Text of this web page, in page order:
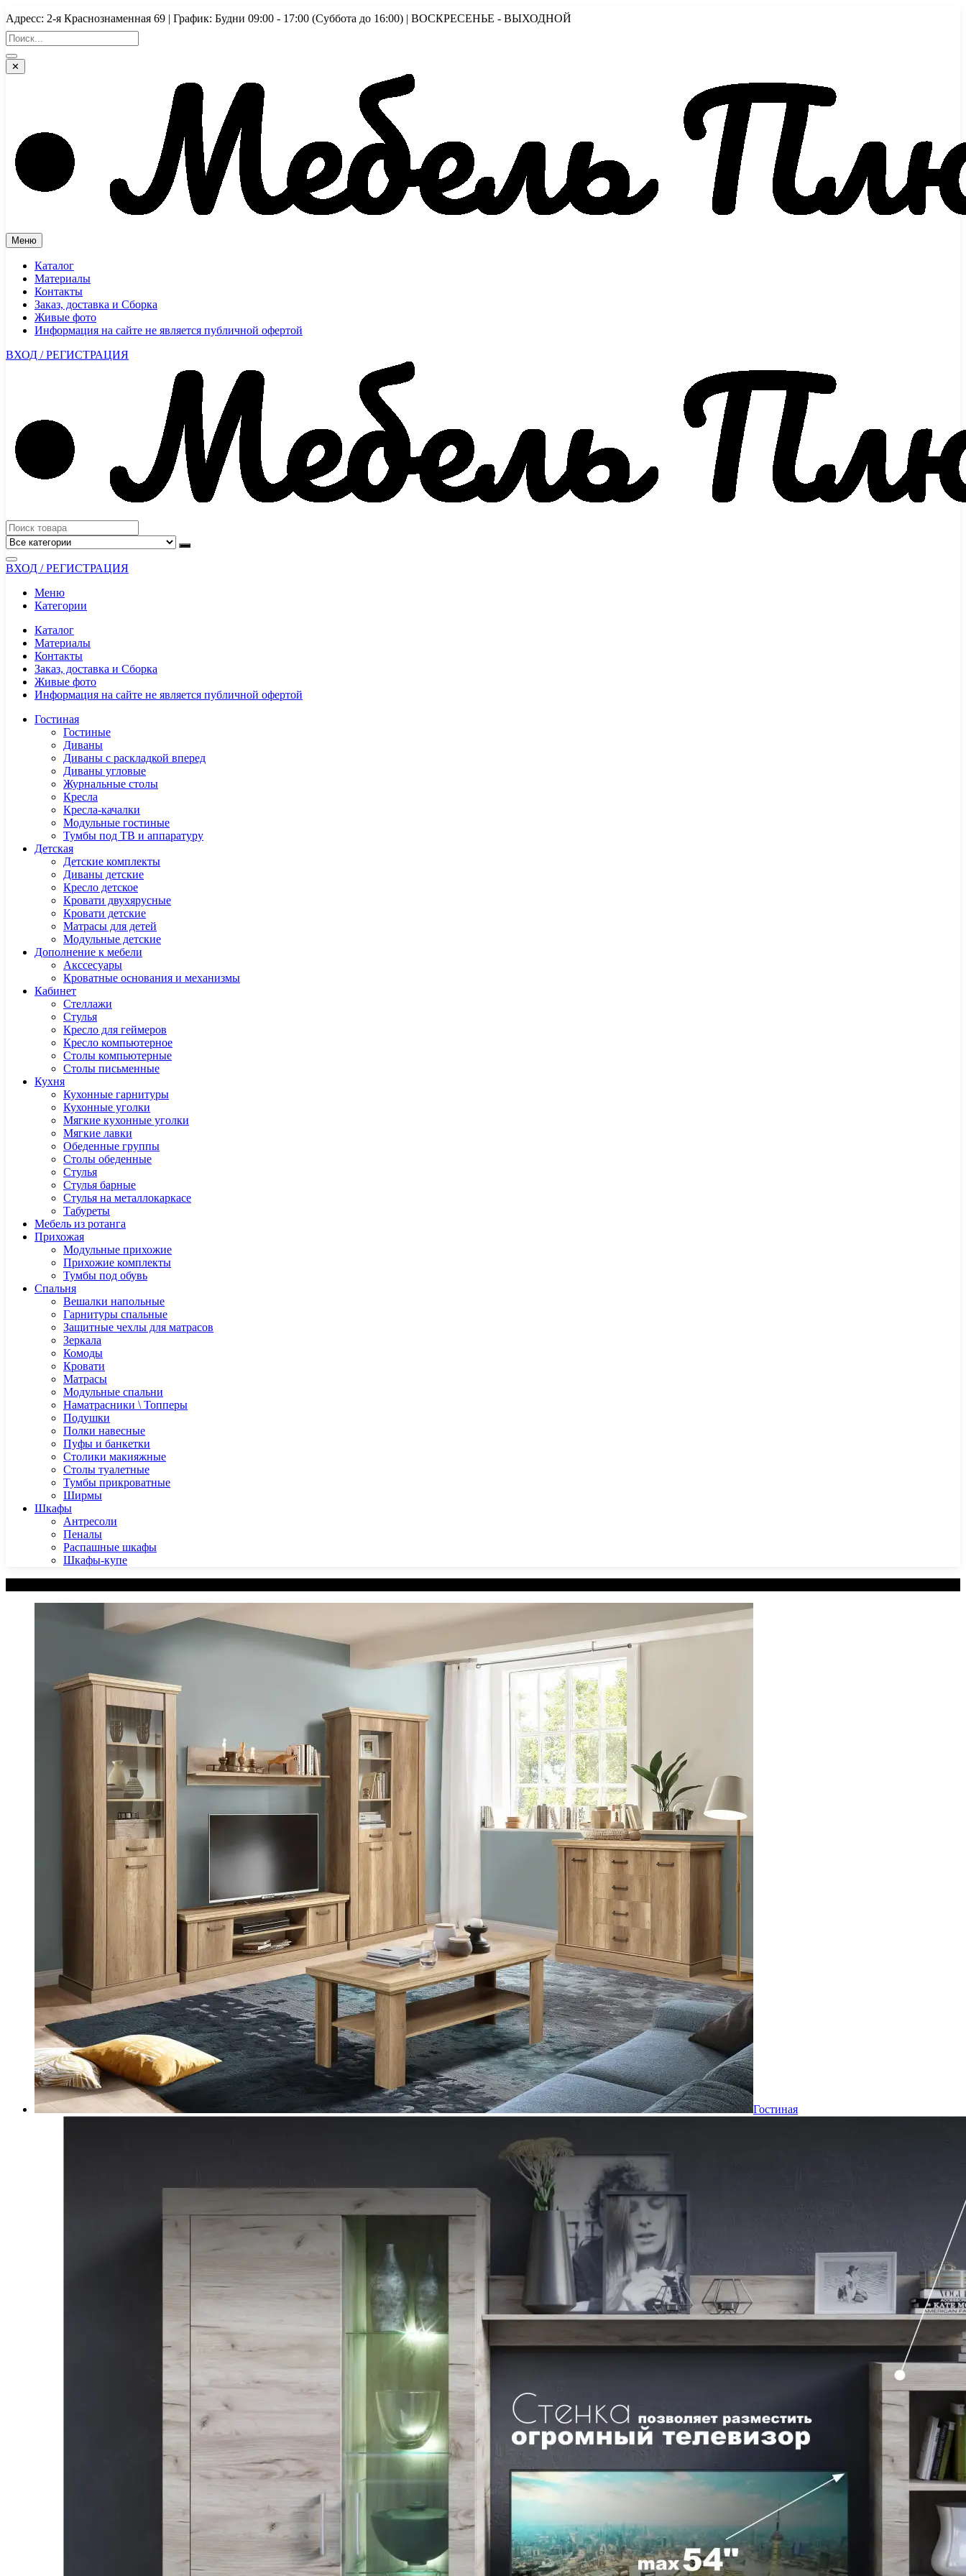
к
содержимому
Адресс: 2-я Краснознаменная 69 | График: Будни 09:00 - 17:00 (Суббота до 16:00) | ВОСКРЕСЕНЬЕ - ВЫХОДНОЙ
✕
Меню
Каталог
Материалы
Контакты
Заказ, доставка и Сборка
Живые фото
Информация на сайте не является публичной офертой
ВХОД / РЕГИСТРАЦИЯ
ВХОД / РЕГИСТРАЦИЯ
Меню
Категории
Каталог
Материалы
Контакты
Заказ, доставка и Сборка
Живые фото
Информация на сайте не является публичной офертой
Гостиная
Гостиные
Диваны
Диваны с раскладкой вперед
Диваны угловые
Журнальные столы
Кресла
Кресла-качалки
Модульные гостиные
Тумбы под ТВ и аппаратуру
Детская
Детские комплекты
Диваны детские
Кресло детское
Кровати двухярусные
Кровати детские
Матрасы для детей
Модульные детские
Дополнение к мебели
Акссесуары
Кроватные основания и механизмы
Кабинет
Cтеллажи
Cтулья
Кресло для геймеров
Кресло компьютерное
Столы компьютерные
Столы письменные
Кухня
Кухонные гарнитуры
Кухонные уголки
Мягкие кухонные уголки
Мягкие лавки
Обеденные группы
Столы обеденные
Стулья
Стулья барные
Стулья на металлокаркасе
Табуреты
Мебель из ротанга
Прихожая
Модульные прихожие
Прихожие комплекты
Тумбы под обувь
Спальня
Вешалки напольные
Гарнитуры спальные
Защитные чехлы для матрасов
Зеркала
Комоды
Кровати
Матрасы
Модульные спальни
Наматрасники \ Топперы
Подушки
Полки навесные
Пуфы и банкетки
Столики макияжные
Столы туалетные
Тумбы прикроватные
Ширмы
Шкафы
Антресоли
Пеналы
Распашные шкафы
Шкафы-купе
Гостиная